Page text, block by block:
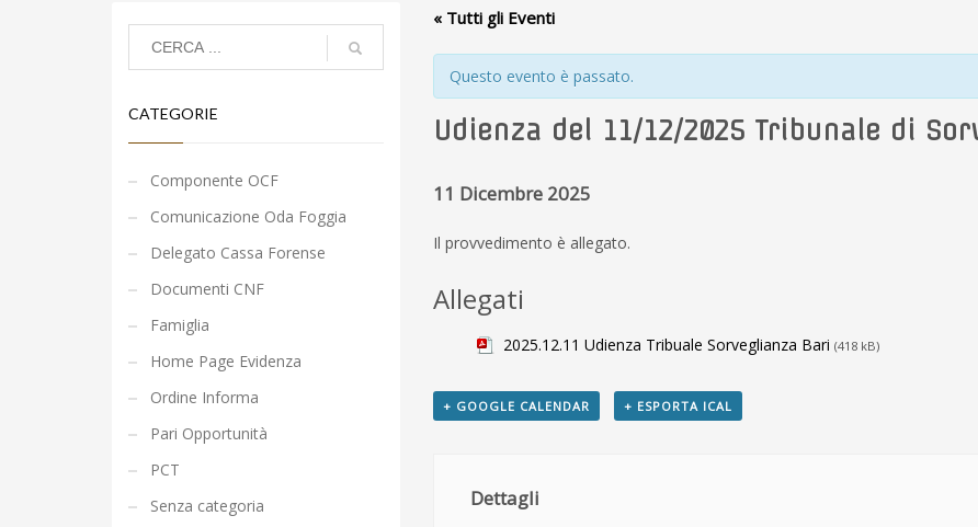
« Tutti gli Eventi
Questo evento è passato.
Udienza del 11/12/2025 Tribunale di
11 Dicembre 2025
Il provvedimento è allegato.
Allegati
2025.12.11 Udienza Tribuale Sorveglianza Bari (418 kB)
+ GOOGLE CALENDAR + ESPORTA ICAL
Dettagli
CATEGORIE
Componente OCF
Comunicazione Oda Foggia
Delegato Cassa Forense
Documenti CNF
Famiglia
Home Page Evidenza
Ordine Informa
Pari Opportunità
PCT
Senza categoria